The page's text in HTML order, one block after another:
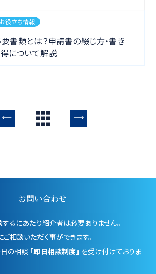
お役立ち情報
書類とは？申請書の綴じ方・書き
について解説
お問い合わせ
るにあたり紹介者は必要ありません。
相談いただく事ができます。
の相談 「即日相談制度」 を受け付けておりま